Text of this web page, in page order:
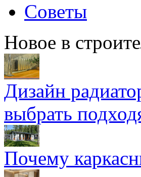
Советы
Новое в
Дизайн
выбрать
Почему